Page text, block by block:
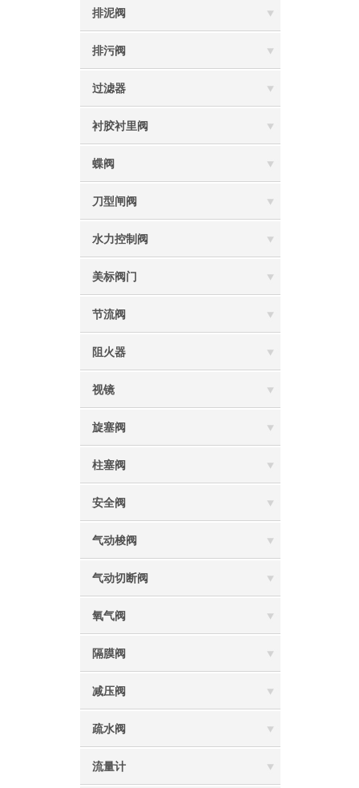
排泥阀
排污阀
过滤器
衬胶衬里阀
蝶阀
刀型闸阀
水力控制阀
美标阀门
节流阀
阻火器
视镜
旋塞阀
柱塞阀
安全阀
气动梭阀
气动切断阀
氧气阀
隔膜阀
减压阀
疏水阀
流量计